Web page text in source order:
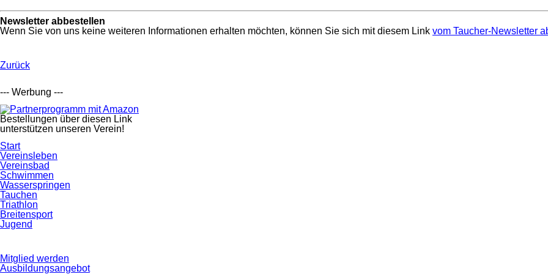
Newsletter abbestellen
Wenn Sie von uns keine weiteren Informationen erhalten möchten, können Sie sich mit diesem Link vom Taucher-Newsletter
Zurück
--- Werbung ---
Bestellungen über diesen Link
unterstützen unseren Verein!
Navigation
überspringen
Start
Vereinsleben
Vereinsbad
Schwimmen
Wasserspringen
Tauchen
Triathlon
Breitensport
Jugend
Navigation
überspringen
Mitglied werden
Ausbildungsangebot